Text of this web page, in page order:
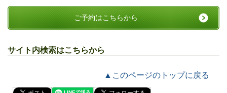
ご予約はこちらから
サイト内検索はこちらから
▲このページのトップに戻る